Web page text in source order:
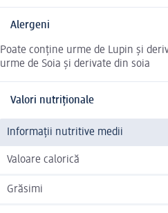
Alergeni
Poate conține urme de Lupin și
urme de Soia și derivate din soia
Valori nutriționale
Informații nutritive medii
Valoare calorică
Grăsimi